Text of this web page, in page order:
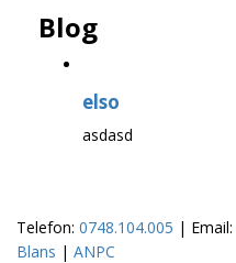
Blog
elso
asdasd
Telefon: 0748.104.005 | Email:
Blans | ANPC